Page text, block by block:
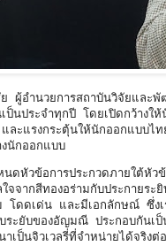
ผู้อำนวยการสถาบันวิจัยและ
ป็นประจำทุกปี โดยเปิดกว้าง
ละแรงกระตุ้นให้นักออกแบบ
นักออกแบบ
หนดหัวข้อการประกวดภา
จจากสีทองอร่ามกับประกายร
โดดเด่น และมีเอกลักษณ์ ซึ่ง
ระยับของอัญมณี ประกอบกันเ
เป็นจิวเวลรี่ที่จำหน่ายได้จริงต่